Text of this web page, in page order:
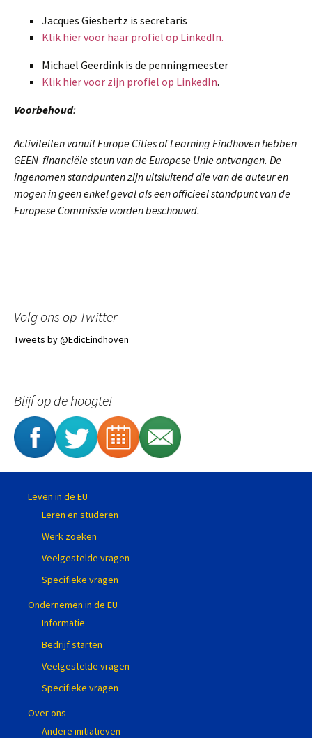
Jacques Giesbertz is secretaris
Klik hier voor haar profiel op LinkedIn.
Michael Geerdink is de penningmeester
Klik hier voor zijn profiel op LinkedIn.
Voorbehoud:
Activiteiten vanuit Europe Cities of Learning Eindhoven hebben
GEEN financiële steun van de Europese Unie ontvangen. De
ingenomen standpunten zijn uitsluitend die van de auteur en
mogen in geen enkel geval als een officieel standpunt van de
Europese Commissie worden beschouwd.
Volg ons op Twitter
Tweets by @EdicEindhoven
Blijf op de hoogte!
Leven in de EU
Leren en studeren
Werk zoeken
Veelgestelde vragen
Specifieke vragen
Ondernemen in de EU
Informatie
Bedrijf starten
Veelgestelde vragen
Specifieke vragen
Over ons
Andere initiatieven